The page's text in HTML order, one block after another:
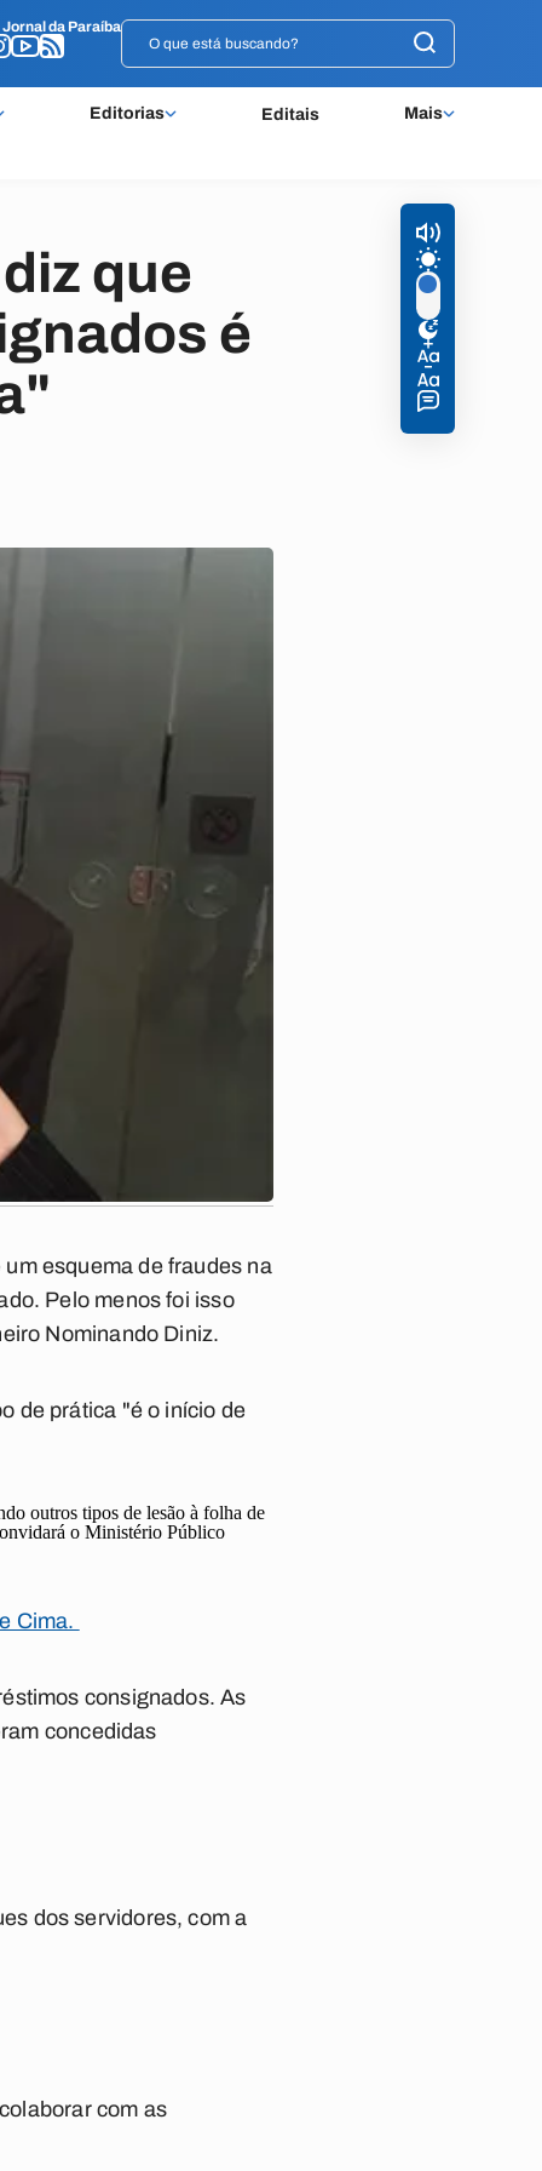
Jornal da Paraíba
Editorias Editais Mais
Jornal da Paraíba
que
é
esquema de fraudes na
Pelo menos foi isso
Nominando Diniz.
de prática "é o início de
outros tipos de lesão à folha de
o Ministério Público
Cima.
consignados. As
concedidas
dos servidores, com a
com as